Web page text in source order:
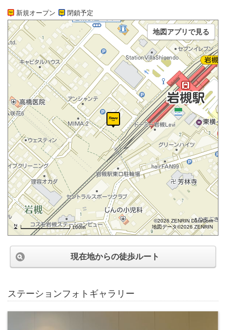
新規オープン 閉鎖予定
100m
©2026 ZENRIN DataCom
地図データ©2026 ZENRIN
地図アプリで見る
現在地からの徒歩ルート
ステーションフォトギャラリー